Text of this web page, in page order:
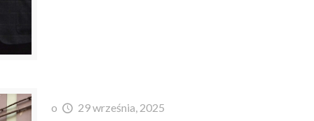
o 29 września, 2025